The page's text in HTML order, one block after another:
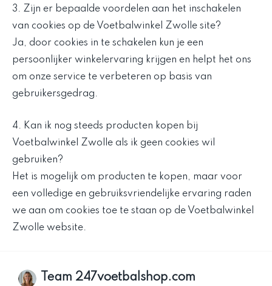
3. Zijn er bepaalde voordelen aan het inschakelen
van cookies op de Voetbalwinkel Zwolle site?
Ja, door cookies in te schakelen kun je een
persoonlijker winkelervaring krijgen en helpt het ons
om onze service te verbeteren op basis van
gebruikersgedrag.
4. Kan ik nog steeds producten kopen bij
Voetbalwinkel Zwolle als ik geen cookies wil
gebruiken?
Het is mogelijk om producten te kopen, maar voor
een volledige en gebruiksvriendelijke ervaring raden
we aan om cookies toe te staan op de Voetbalwinkel
Zwolle website.
Team 247voetbalshop.com